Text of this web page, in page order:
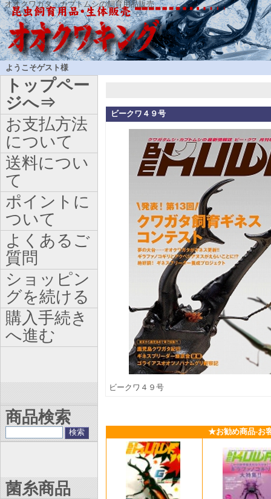
オオクワガタ・カブトムシの飼育用品販売
ようこそゲスト様
ビークワ４９号
ビークワ４９号
★お勧め商品-お
トップペー
ジへ⇒
お支払方法
について
送料につい
て
ポイントに
ついて
よくあるご
質問
ショッピン
グを続ける
購入手続き
へ進む
商品検索
菌糸商品